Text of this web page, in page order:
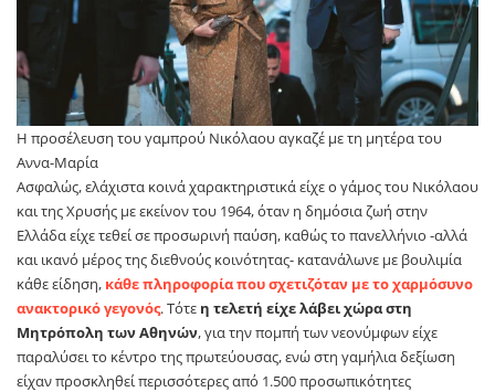
Η προσέλευση του γαμπρού Νικόλαου αγκαζέ με τη μητέρα του
Αννα-Μαρία
Ασφαλώς, ελάχιστα κοινά χαρακτηριστικά είχε ο γάμος του Νικόλαου
και της Χρυσής με εκείνον του 1964, όταν η δημόσια ζωή στην
Ελλάδα είχε τεθεί σε προσωρινή παύση, καθώς το πανελλήνιο -αλλά
και ικανό μέρος της διεθνούς κοινότητας- κατανάλωνε με βουλιμία
κάθε είδηση, κάθε πληροφορία που σχετιζόταν με το χαρμόσυνο
ανακτορικό γεγονός. Τότε η τελετή είχε λάβει χώρα στη
Μητρόπολη των Αθηνών, για την πομπή των νεονύμφων είχε
παραλύσει το κέντρο της πρωτεύουσας, ενώ στη γαμήλια δεξίωση
είχαν προσκληθεί περισσότερες από 1.500 προσωπικότητες